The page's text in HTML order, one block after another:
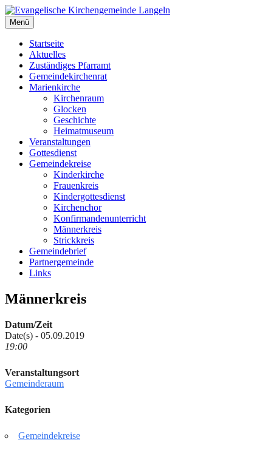
Zum
Inhalt
springen
Evangelische Kirchengemeinde Langeln
Evangelische Kirchengemeinde Langeln
Menü
Startseite
Aktuelles
Zuständiges Pfarramt
Gemeindekirchenrat
Marienkirche
Kirchenraum
Glocken
Geschichte
Heimatmuseum
Veranstaltungen
Gottesdienst
Gemeindekreise
Kinderkirche
Frauenkreis
Kindergottesdienst
Kirchenchor
Konfirmandenunterricht
Männerkreis
Strickkreis
Gemeindebrief
Partnergemeinde
Links
Männerkreis
Datum/Zeit
Date(s) - 05.09.2019
19:00
Veranstaltungsort
Gemeinderaum
Kategorien
Gemeindekreise